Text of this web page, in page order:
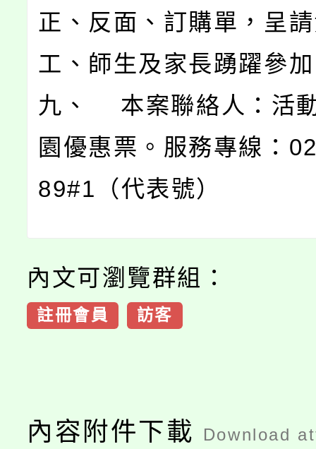
正、反面、訂購單，呈
工、師生及家長踴躍參
九、 本案聯絡人：活
園優惠票。服務專線：
89#1（代表號）
內文可瀏覽群組：
註冊會員 訪客
內容附件下載 Download